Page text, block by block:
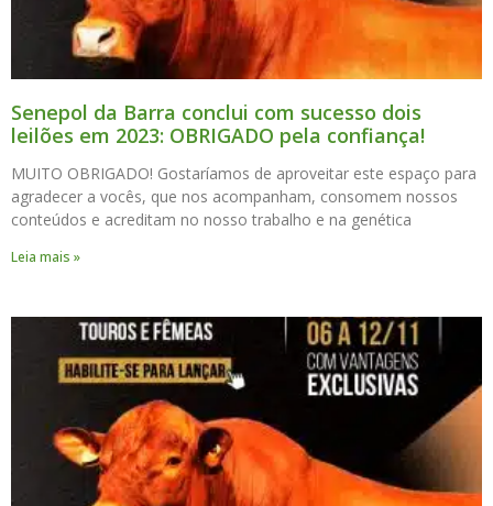
Senepol da Barra conclui com sucesso dois
leilões em 2023: OBRIGADO pela confiança!
MUITO OBRIGADO! Gostaríamos de aproveitar este espaço para
agradecer a vocês, que nos acompanham, consomem nossos
conteúdos e acreditam no nosso trabalho e na genética
Leia mais »